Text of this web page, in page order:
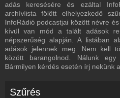
Bejelentkezés
Hozz létre saját fiókot!
Műsorújság
InfoRádió műsorai
Hírek
InfoRádió kapcsolatos hírek
Írj nekünk!
adás keresésére és ezáltal
archívlista fölött elhelyezkedő
InfoRádió podcastjai között névre
kívül van mód a talált adások
népszerűség alapján. A listában
adások jelennek meg. Nem kell
között barangolnod. Nálunk egy
Bármilyen kérdés esetén írj nekünk a
Szűrés